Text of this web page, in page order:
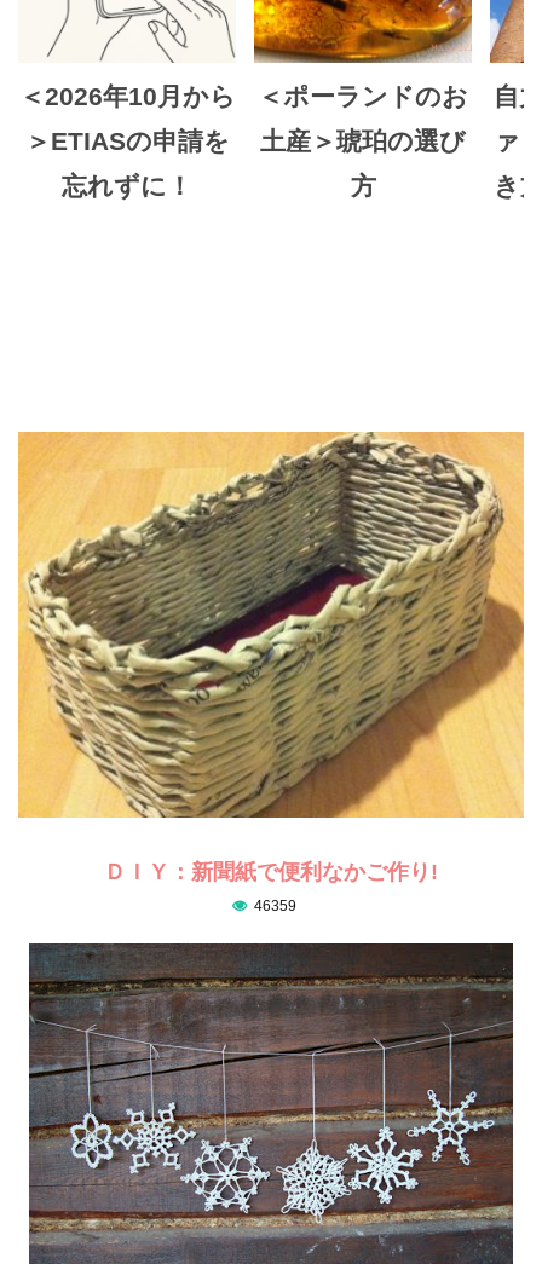
＜2026年10月から
＞ETIASの申請を
忘れずに！
＜ポーランドのお
土産＞琥珀の選び
方
自
ァ
き
ＤＩＹ：新聞紙で便利なかご作り!
46359